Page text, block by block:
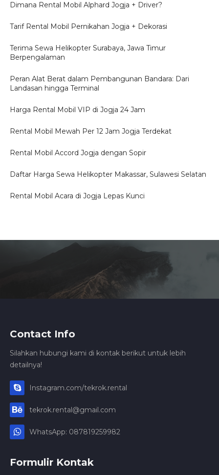
Dimana Rental Mobil Alphard Jogja + Driver?
Tarif Rental Mobil Pernikahan Jogja + Dekorasi
Terima Sewa Helikopter Surabaya, Jawa Timur
Berpengalaman
Peran Alat Berat dalam Pembangunan Bandara: Dari
Landasan hingga Terminal
Harga Rental Mobil VIP di Jogja 24 Jam
Rental Mobil Mewah Per 12 Jam Jogja Terdekat
Rental Mobil Accord Jogja dengan Sopir
Daftar Harga Sewa Helikopter Makassar, Sulawesi Selatan
Rental Mobil Acara di Jogja Lepas Kunci
Contact Info
Silahkan hubungi kami di kontak berikut untuk lebih
detailnya!
Instagram.com/tekrok.rental
tekrok.rental@gmail.com
WhatsApp: 087819259982
Formulir Kontak